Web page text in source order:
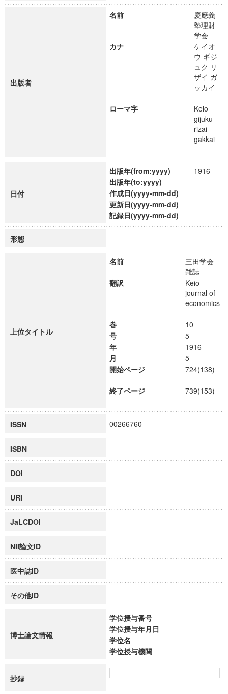
出版者
名前
慶應義
塾理財
学会
カナ
ケイオ
ウ ギジ
ュク リ
ザイ ガ
ッカイ
ローマ字
Keio
gijuku
rizai
gakkai
日付
出版年(from:yyyy)
1916
出版年(to:yyyy)
作成日(yyyy-mm-dd)
更新日(yyyy-mm-dd)
記録日(yyyy-mm-dd)
形態
上位タイトル
名前
三田学会
雑誌
翻訳
Keio
journal of
economics
巻
10
号
5
年
1916
月
5
開始ページ
724(138)
終了ページ 739(153)
ISSN 00266760
ISBN
DOI
URI
JaLCDOI
NII論文ID
医中誌ID
その他ID
博士論文情報
学位授与番号
学位授与年月日
学位名
学位授与機関
抄録